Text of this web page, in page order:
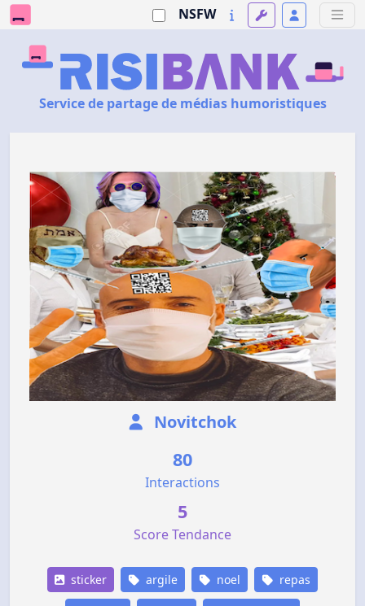
NSFW
Service de partage de médias humoristiques
Novitchok
80
Interactions
5
Score Tendance
sticker argile noel repas